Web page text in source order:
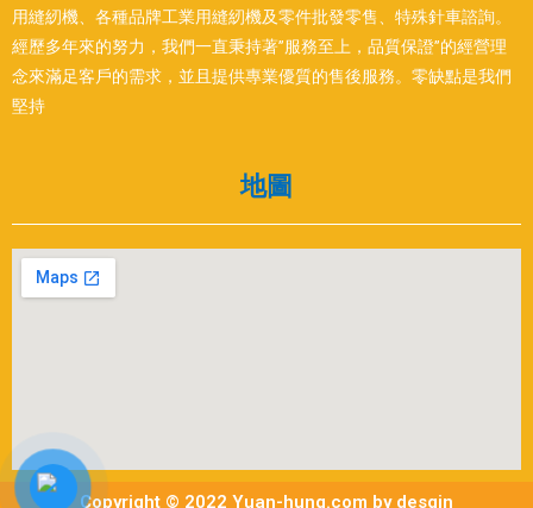
用縫紉機、各種品牌工業用縫紉機及零件批發零售、特殊針車諮詢。
經歷多年來的努力，我們一直秉持著”服務至上，品質保證”的經營理
念來滿足客戶的需求，並且提供專業優質的售後服務。零缺點是我們
堅持
地圖
Copyright © 2022 Yuan-hung.com by desgin